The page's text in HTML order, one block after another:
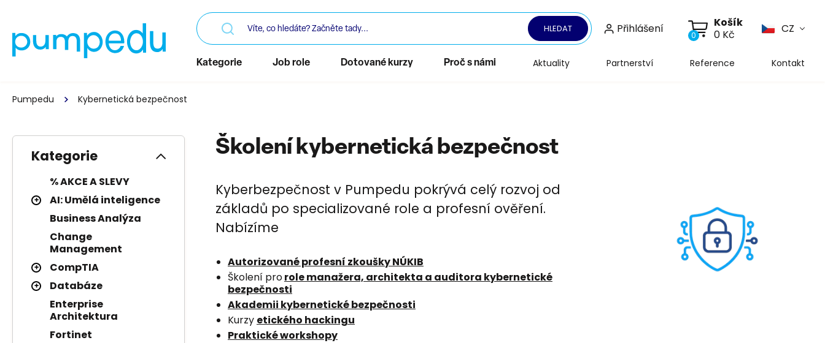
HLEDAT Přihlášení 0
Košík
0 Kč
CZ
Kategorie Job role Dotované kurzy Proč s námi Aktuality Partnerství Reference Kontakt
Pumpedu Kybernetická bezpečnost
Kategorie
% AKCE A SLEVY
AI: Umělá inteligence
Business Analýza
Change
Management
CompTIA
Databáze
Enterprise
Architektura
Fortinet
Školení kybernetická bezpečnost
Kyberbezpečnost v Pumpedu pokrývá celý rozvoj od
základů po specializované role a profesní ověření.
Nabízíme
Autorizované profesní zkoušky NÚKIB
Školení prorole manažera, architekta a auditora kybernetické
bezpečnosti
Akademii kybernetické bezpečnosti
Kurzy etického hackingu
Praktické workshopy